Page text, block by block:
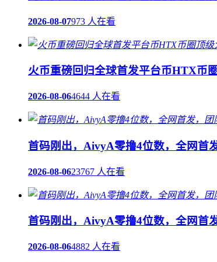
2026-08-07973 人在看
火币重磅回归全球首发平台币HTX币
2026-08-064644 人在看
首码刚出，AivyA零撸4位数，全网首
2026-08-0623767 人在看
首码刚出，AivyA零撸4位数，全网首
2026-08-064882 人在看